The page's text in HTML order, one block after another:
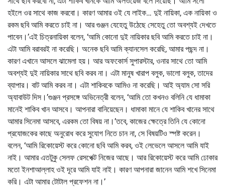
হইলে ওর সাথে কাজ করবো। কারণ আমার ওই যে লাইক… দুই নায়িকা, এক নায়িকা ও
রকম ছবি আমি করতে চাই না। আর গুঞ্জন যেহেতু উঠেছে সেহেতু তো অবশ্যই দেখতে
পাবেন।’এই চিত্রনায়িকা বলেন, ‘আমি কোনো দুই নায়িকার ছবি আমি করতে চাই না।
এটা আমি বরাবরই না করেছি। অনেক ছবি আমি ক্যানসেল করেছি, আমার পছন্দ না।
কারণ এখানে আসলে ঝামেলা হয়। আর অফকোর্স সুপারস্টার, ওনার সাথে তো আমি
অবশ্যই দুই নায়িকার সাথে ছবি করব না। এটা মানুষ খারাপ বলুক, ভালো বলুক, তাদের
ব্যাপার। বাট আমি করব না। এটা শাকিবকে আমিও না করেছি। আই অ্যাম সো সরি
অ্যাবাউট দিস।’গুঞ্জন প্রসঙ্গে অভিনেত্রী বলেন, ‘আমি তো কখনও বলিনি যে ধামাকা
মানেই শাকিব খান আসবে। আপনারা বানিয়েছেন। ধামাকা মানে যে শাকিব খানের সাথে
আমার সিনেমা আসবে, এরকম তো বিষয় না।’তবে, কাজের ক্ষেত্রে তিনি যে কোনো
প্রযোজকের কাছে অনুরোধ করে সুযোগ নিতে চান না, সে বিষয়টিও স্পষ্ট করেন।
বলেন, ‘আমি রিকোয়েস্ট করে কোনো ছবি আমি করব, ওই লেভেলে আসলে আমি যাই
নাই। আমার এতটুকু সেলফ রেসপেক্ট নিজের আছে। আর রিকোয়েস্ট করে আমি ঢোকার
মতো ইনশাআল্লাহ ওই দূরে আমি যাই নাই। কারণ আপনারা জানেন আমি শখে সিনেমা
করি। এটা আমার টোটাল প্রফেশন না।’